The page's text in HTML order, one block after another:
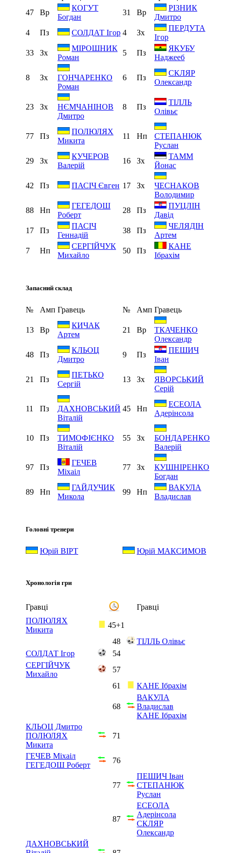
47
Вр
КОГУТ
Богдан
31 Вр
РІЗНИК
Дмитро
4
Пз СОЛДАТ Ігор 4 Зх
ПЕРДУТА
Ігор
33
Зх
МІРОШНИК
Роман
5 Пз
ЯКУБУ
Наджееб
8 Зх
ГОНЧАРЕНКО
Роман
6 Пз
СКЛЯР
Олександр
23 Зх
НЄМЧАНІНОВ
Дмитро
8 Пз
ТІЛЛЬ
Олівьє
77 Пз
ПОЛЮЛЯХ
Микита
11 Нп
СТЕПАНЮК
Руслан
29
Зх
КУЧЕРОВ
Валерій
16 Зх
ТАММ
Йонас
42 Пз ПАСІЧ Євген 17 Зх
ЧЕСНАКОВ
Володимир
88
Нп
ГЕГЕДОШ
Роберт
28 Пз
ПУЦЛІН
Давід
17
Пз
ПАСІЧ
Геннадій
38 Пз
ЧЕЛЯДІН
Артем
7
Нп
СЕРГІЙЧУК
Михайло
50 Пз
КАНЕ
Ібрахім
Запасний склад
№ Амп Гравець № Амп Гравець
13 Вр
КИЧАК
Артем
21 Вр
ТКАЧЕНКО
Олександр
48
Пз
КЛЬОЦ
Дмитро
9 Пз
ПЕШИЧ
Іван
21 Пз
ПЕТЬКО
Сергій
13 Зх
ЯВОРСЬКИЙ
Серій
11 Пз
ДАХНОВСЬКИЙ
Віталій
45 Нп
ЕСЕОЛА
Адерінсола
10 Пз
ТИМОФІЄНКО
Віталій
55 Зх
БОНДАРЕНКО
Валерій
97 Пз
ГЕЧЕВ
Міхаіл
77 Зх
КУШНІРЕНКО
Богдан
89
Нп
ГАЙДУЧИК
Микола
99 Нп
ВАКУЛА
Владислав
Головні тренери
Юрій ВІРТ Юрій МАКСИМОВ
Хронологія гри
Гравці
Гравці
ПОЛЮЛЯХ
Микита
45+1
48
ТІЛЛЬ Олівьє
СОЛДАТ Ігор
54
СЕРГІЙЧУК
Михайло
57
61
КАНЕ Ібрахім
68
ВАКУЛА
Владислав
КАНЕ Ібрахім
КЛЬОЦ Дмитро
ПОЛЮЛЯХ
Микита
71
ГЕЧЕВ Міхаіл
ГЕГЕДОШ Роберт
76
77
ПЕШИЧ Іван
СТЕПАНЮК
Руслан
87
ЕСЕОЛА
Адерінсола
СКЛЯР
Олександр
ДАХНОВСЬКИЙ